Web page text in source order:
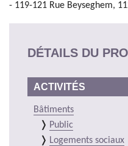
- 119-121 Rue Beyseghem,
DÉTAILS DU
ACTIVITÉS
Bâtiments
Public
Logements sociaux